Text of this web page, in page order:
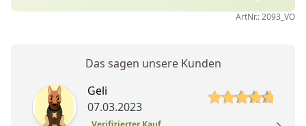
ArtNr.: 2093_VO
Das sagen unsere Kunden
Geli
07.03.2023
5 von 5 Sterne